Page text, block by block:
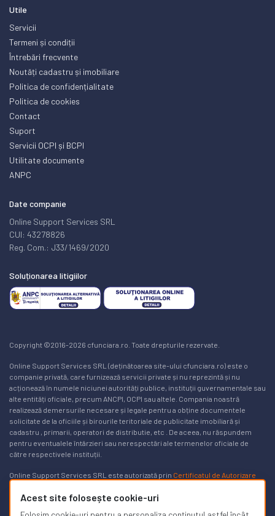
Utile
Servicii
Termeni și condiții
Întrebări frecvente
Noutăți cadastru și imobiliare
Politica de confidențialitate
Politica de cookies
Contact
Suport
Servicii OCPI și BCPI
Utilitate documente
ANPC
Date companie
Online Support Services SRL
CUI: 43278826
Reg. Com.: J33/1469/2020
Soluționarea litigiilor
Copyright ©2016-2026 cfunciara.ro. Toate drepturile rezervate.
Online Support Services SRL (deținătoarea site-ului cfunciara.ro) este o
companie privată, care furnizează servicii private și nu reprezintă și nu
acționează în numele niciunei autorități publice, instituții guvernamentale sau
alte entități oficiale, precum ANCPI, OCPI sau altele. Compania noastră
realizează demersurile necesare și legale pentru a obține documentele
solicitate de la oficiile și birourile teritoriale de publicitate imobiliară și
cadastru , primarii, operatori de distributie, etc . De aceea, nu răspundem
pentru eventualele întârzieri sau nerespectări ale termenelor oficiale de
către respectivele instituții.
Online Support Services SRL este autorizată prin Certificatul de Autorizare
cadastrului, geodeziei și cartografiei pe teritoriul României. Lista de autorizați
Acest site folosește cookie-uri